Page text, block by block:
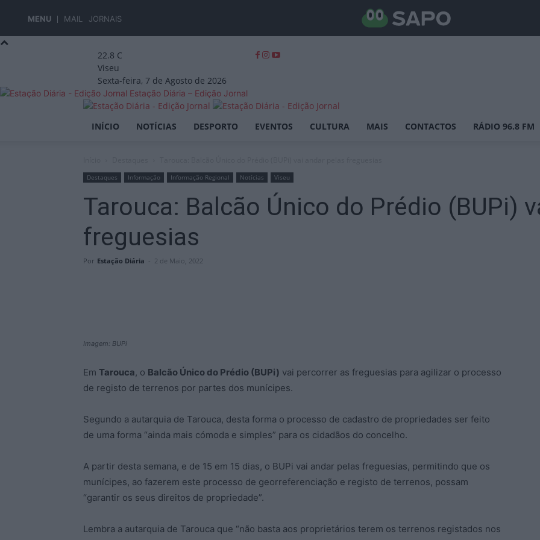
MENU MAIL JORNAIS
22.8 C
Viseu
Sexta-feira, 7 de Agosto de 2026
Estação Diária – Edição Jornal
INÍCIO NOTÍCIAS DESPORTO EVENTOS CULTURA MAIS CONTACTOS RÁDIO 96.8 FM
Destaques Informação Informação Regional Notícias Viseu
Tarouca: Balcão Único do Prédio (BUPi)
freguesias
Por Estação Diária - 2 de Maio, 2022
Imagem: BUPi
Em Tarouca, o Balcão Único do Prédio (BUPi) vai percorrer as freguesias para agilizar o processo
de registo de terrenos por partes dos munícipes.
Segundo a autarquia de Tarouca, desta forma o processo de cadastro de propriedades ser feito
de uma forma “ainda mais cómoda e simples” para os cidadãos do concelho.
A partir desta semana, e de 15 em 15 dias, o BUPi vai andar pelas freguesias, permitindo que os
munícipes, ao fazerem este processo de georreferenciação e registo de terrenos, possam
“garantir os seus direitos de propriedade”.
Lembra a autarquia de Tarouca que “não basta aos proprietários terem os terrenos registados nos